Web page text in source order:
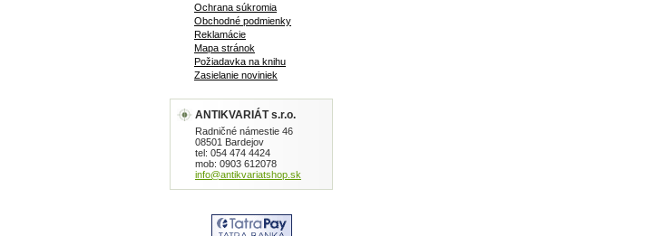
Ochrana súkromia
Obchodné podmienky
Reklamácie
Mapa stránok
Požiadavka na knihu
Zasielanie noviniek
ANTIKVARIÁT s.r.o.
Radničné námestie 46
08501 Bardejov
tel: 054 474 4424
mob: 0903 612078
info@antikvariatshop.sk